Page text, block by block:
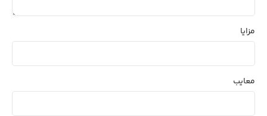
مزایا
معایب